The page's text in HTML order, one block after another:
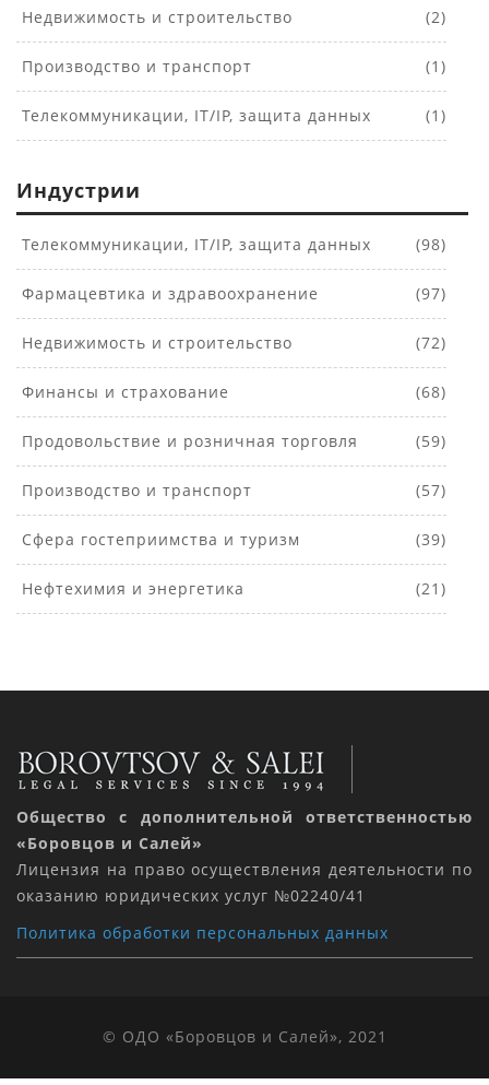
Недвижимость и строительство (2)
Производство и транспорт (1)
Телекоммуникации, IT/IP, защита данных (1)
Индустрии
Телекоммуникации, IT/IP, защита данных (98)
Фармацевтика и здравоохранение (97)
Недвижимость и строительство (72)
Финансы и страхование (68)
Продовольствие и розничная торговля (59)
Производство и транспорт (57)
Сфера гостеприимства и туризм (39)
Нефтехимия и энергетика (21)
Общество с дополнительной ответственностью
«Боровцов и Салей»
Лицензия на право осуществления деятельности по
оказанию юридических услуг №02240/41
Политика обработки персональных данных
© ОДО «Боровцов и Салей», 2021